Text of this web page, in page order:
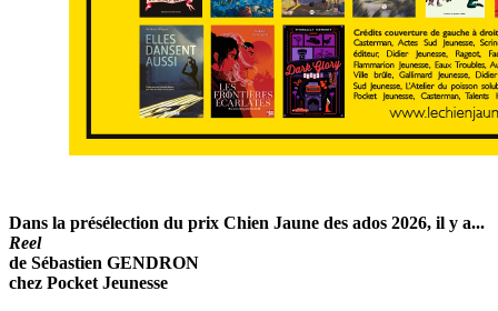
Dans la présélection du prix Chien Jaune des ados 2026, il y a...
Reel
de Sébastien GENDRON
chez Pocket Jeunesse